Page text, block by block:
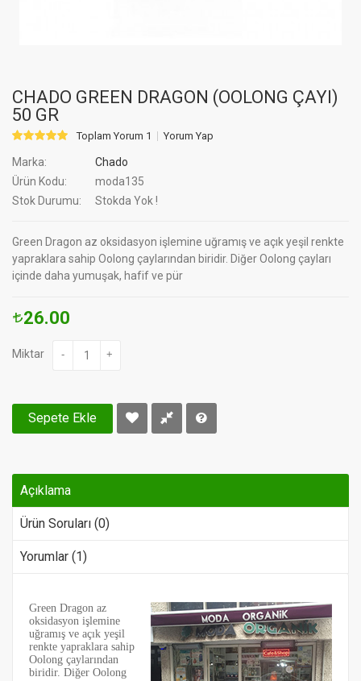
CHADO GREEN DRAGON (OOLONG ÇAYI)
50 GR
Toplam Yorum 1 Yorum Yap
Marka:
Chado
Ürün Kodu:
moda135
Stok Durumu:
Stokda Yok !
Green Dragon az oksidasyon işlemine uğramış ve açık yeşil renkte
yapraklara sahip Oolong çaylarından biridir. Diğer Oolong çayları
içinde daha yumuşak, hafif ve pür
26.00
Miktar - +
Sepete Ekle
Açıklama
Ürün Soruları (0)
Yorumlar (1)
Green Dragon az
oksidasyon işlemine
uğramış ve açık yeşil
renkte yapraklara sahip
Oolong çaylarından
biridir. Diğer Oolong